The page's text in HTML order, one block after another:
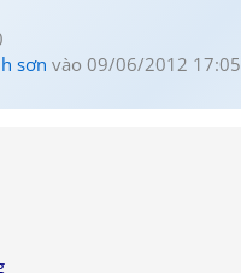
sơn vào 09/06/2012 17:05